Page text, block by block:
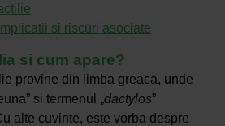
si riscuri asociate
si cum apare?
provine din limba greaca, unde
si termenul „dactylos”
alte cuvinte, este vorba despre